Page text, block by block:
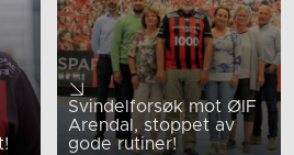
Svindelforsøk mot ØIF
Arendal, stoppet av
gode rutiner!